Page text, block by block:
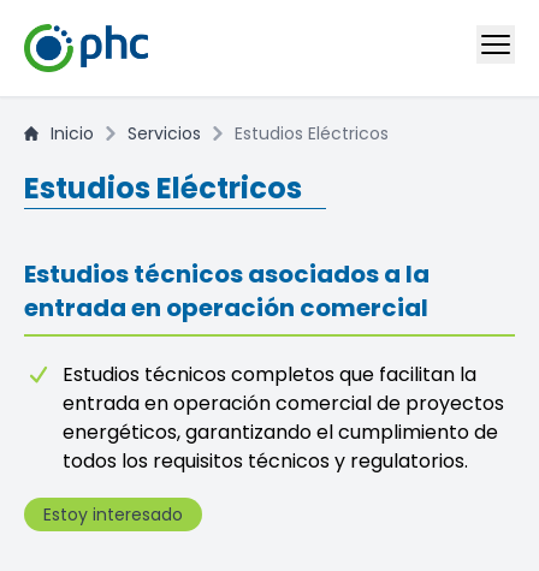
Inicio Servicios Estudios Eléctricos
Estudios Eléctricos
Estudios técnicos asociados a la
entrada en operación comercial
Estudios técnicos completos que facilitan la
entrada en operación comercial de proyectos
energéticos, garantizando el cumplimiento de
todos los requisitos técnicos y regulatorios.
Estoy interesado